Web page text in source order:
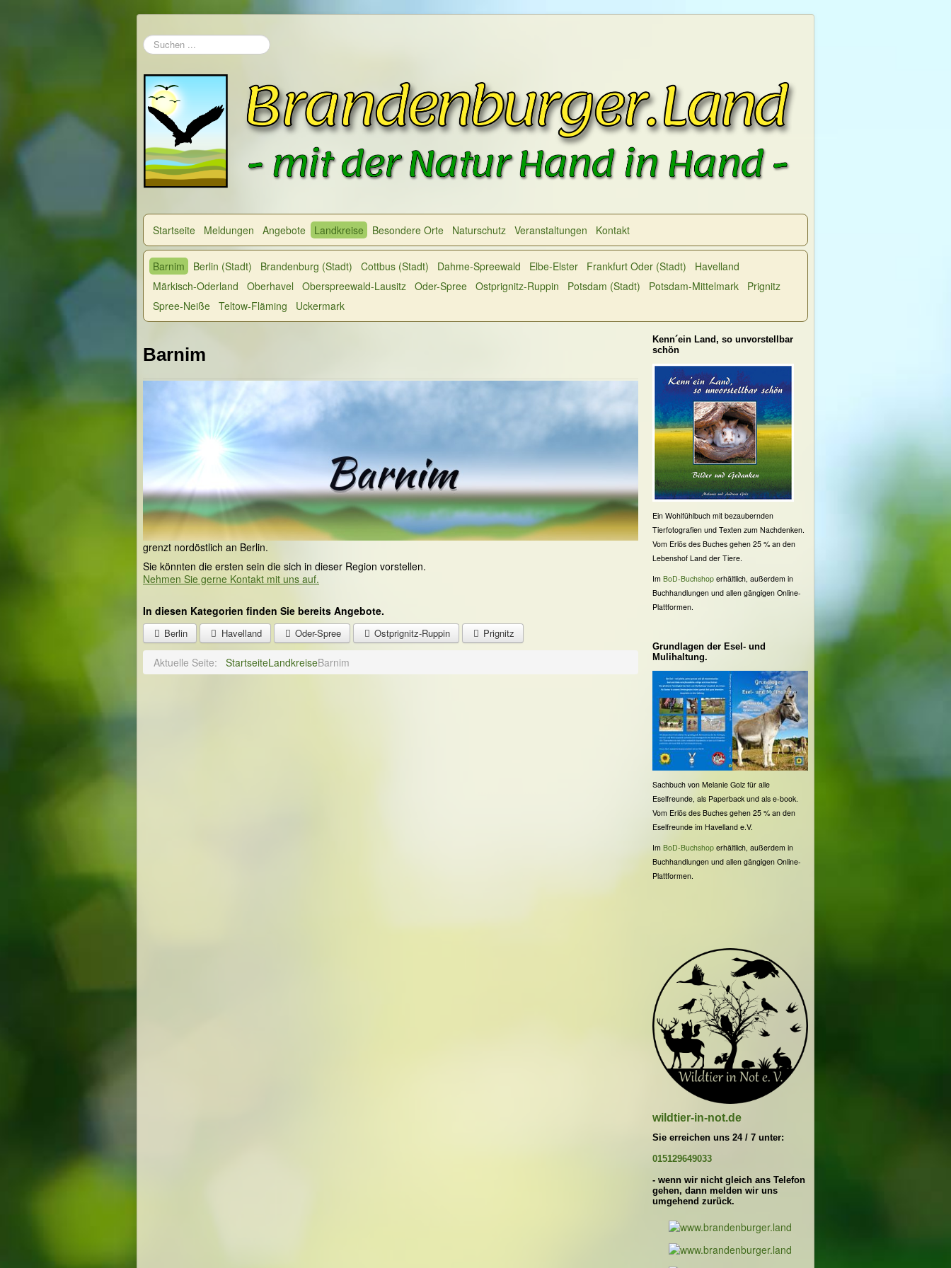
Suchen
...
Startseite Meldungen Angebote Landkreise Besondere Orte Naturschutz Veranstaltungen Kontakt
Barnim Berlin (Stadt) Brandenburg (Stadt) Cottbus (Stadt) Dahme-Spreewald Elbe-Elster Frankfurt Oder (Stadt)
Havelland
Märkisch-Oderland
Oberhavel Oberspreewald-Lausitz Oder-Spree Ostprignitz-Ruppin Potsdam (Stadt) Potsdam-Mittelmark
Prignitz
Spree-Neiße Teltow-Fläming Uckermark
Barnim
grenzt nordöstlich an Berlin.
Sie könnten die ersten sein die sich in dieser Region vorstellen.
Nehmen Sie gerne Kontakt mit uns auf.
In diesen Kategorien finden Sie bereits Angebote.
Berlin Havelland Oder-Spree Ostprignitz-Ruppin Prignitz
Aktuelle Seite: StartseiteLandkreiseBarnim
Kenn´ein Land, so unvorstellbar
schön
Ein Wohlfühlbuch mit bezaubernden
Tierfotografien und Texten zum Nachdenken.
Vom Erlös des Buches gehen 25 % an den
Lebenshof Land der Tiere.
Im BoD-Buchshop erhältlich, außerdem in
Buchhandlungen und allen gängigen Online-
Plattformen.
Grundlagen der Esel- und
Mulihaltung.
Sachbuch von Melanie Golz für alle
Eselfreunde, als Paperback und als e-book.
Vom Erlös des Buches gehen 25 % an den
Eselfreunde im Havelland e.V.
Im BoD-Buchshop erhältlich, außerdem in
Buchhandlungen und allen gängigen Online-
Plattformen.
wildtier-in-not.de
Sie erreichen uns 24 / 7 unter:
015129649033
- wenn wir nicht gleich ans Telefon
gehen, dann melden wir uns
umgehend zurück.